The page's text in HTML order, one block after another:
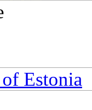
Estonia